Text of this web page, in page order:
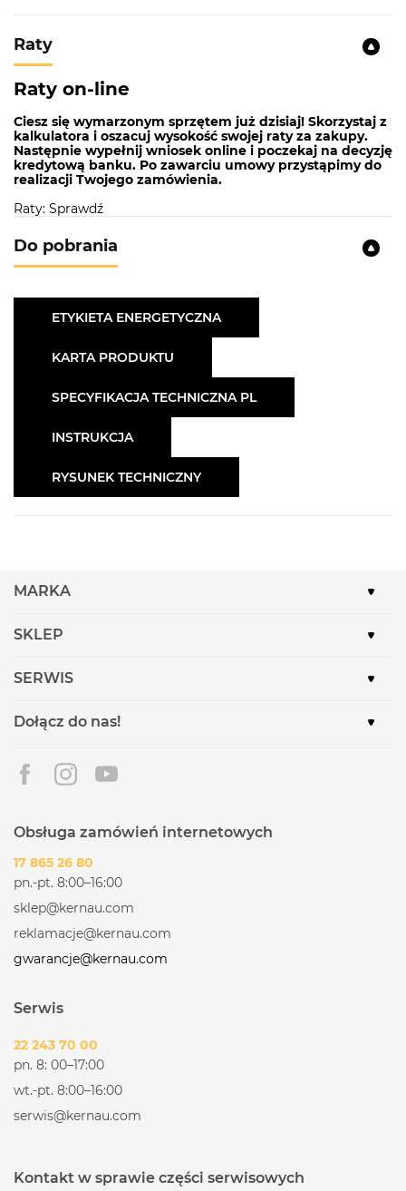
Raty
Raty on-line
Ciesz się wymarzonym sprzętem już dzisiaj! Skorzystaj z
kalkulatora i oszacuj wysokość swojej raty za zakupy.
Następnie wypełnij wniosek online i poczekaj na decyzję
kredytową banku. Po zawarciu umowy przystąpimy do
realizacji Twojego zamówienia.
Raty: Sprawdź
Do pobrania
ETYKIETA ENERGETYCZNA
KARTA PRODUKTU
SPECYFIKACJA TECHNICZNA PL
INSTRUKCJA
RYSUNEK TECHNICZNY
MARKA
SKLEP
SERWIS
Dołącz do nas!
Obsługa zamówień internetowych
17 865 26 80
pn.-pt. 8:00–16:00
sklep@kernau.com
reklamacje@kernau.com
gwarancje@kernau.com
Serwis
22 243 70 00
pn. 8: 00–17:00
wt.-pt. 8:00–16:00
serwis@kernau.com
Kontakt w sprawie części serwisowych